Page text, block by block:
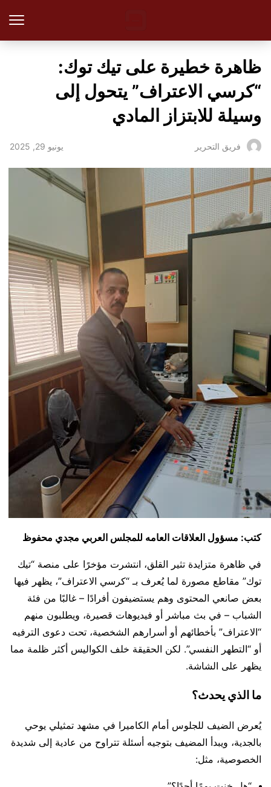
ظاهرة خطيرة على تيك توك:
“كرسي الاعتراف” يتحول إلى
وسيلة للابتزاز المادي
فريق التحرير يونيو 29, 2025
كتب: مسؤول العلاقات العامه للمجلس العربي مجدي محفوظ
في ظاهرة متزايدة تثير القلق، انتشرت مؤخرًا على منصة “تيك
توك” مقاطع مصورة لما يُعرف بـ “كرسي الاعتراف”، يظهر فيها
بعض صانعي المحتوى وهم يستضيفون أفرادًا – غالبًا من فئة
الشباب – في بث مباشر أو فيديوهات قصيرة، ويطلبون منهم
“الاعتراف” بأخطائهم أو أسرارهم الشخصية، تحت دعوى الترفيه
أو “التطهر النفسي”. لكن الحقيقة خلف الكواليس أكثر ظلمة مما
يظهر على الشاشة.
ما الذي يحدث؟
يُعرض الضيف للجلوس أمام الكاميرا في مشهد تمثيلي يوحي
بالجدية، ويبدأ المضيف بتوجيه أسئلة تتراوح من عادية إلى شديدة
الخصوصية، مثل: